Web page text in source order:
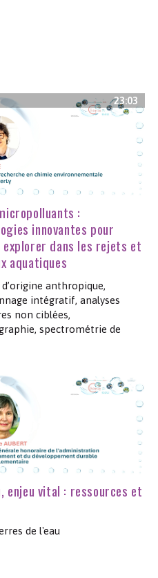
23:03
micropolluants :
innovantes pour
explorer dans les rejets et
aquatiques
d’origine anthropique,
intégratif, analyses
non ciblées,
spectrométrie de
enjeu vital : ressources et
de l'eau